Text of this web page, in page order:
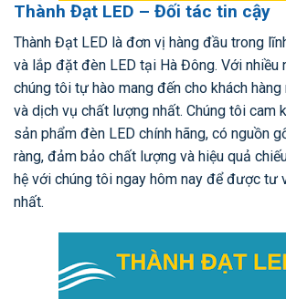
Thành Đạt LED – Đối tác tin cậy
Thành Đạt LED là đơn vị hàng đầu trong
và lắp đặt đèn LED tại Hà Đông. Với nhiều
chúng tôi tự hào mang đến cho khách
và dịch vụ chất lượng nhất. Chúng tôi cam
sản phẩm đèn LED chính hãng, có nguồn
ràng, đảm bảo chất lượng và hiệu quả
hệ với chúng tôi ngay hôm nay để được tư
nhất.